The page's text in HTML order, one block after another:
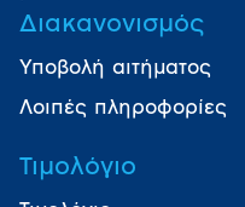
Διακανονισμός
Υποβολή αιτήματος
Λοιπές πληροφορίες
Τιμολόγιο